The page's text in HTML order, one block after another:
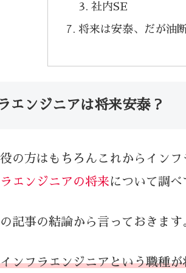
社内SE
将来は安泰、だが油
エンジニアは将来安泰？
の方はもちろんこれからイン
エンジニアの将来 について調べ
記事の結論から言っておきます
ンフラエンジニアという職種